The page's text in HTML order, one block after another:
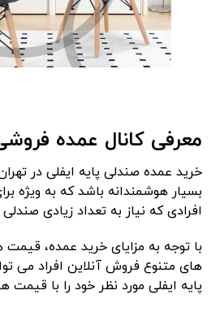
معرفی کانال عمده
خرید عمده صندلی پایه ایفلی در
بسیار هوشمندانه باشد که به ویژه
افرادی که نیاز به تعداد زیادی
با توجه به مزایای خرید عمده،
های متنوع فروش آنلاین افراد می
پایه ایفلی مورد نظر خود را با قیمت